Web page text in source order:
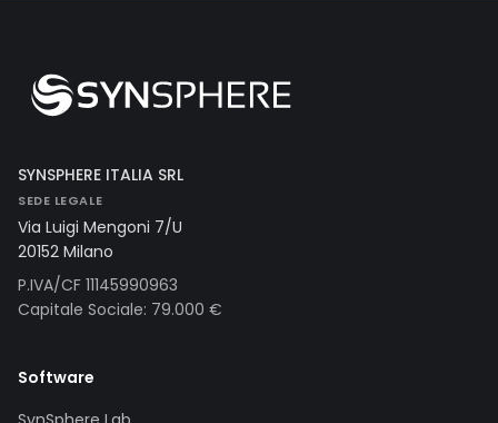
SYNSPHERE ITALIA SRL
SEDE LEGALE
Via Luigi Mengoni 7/U
20152 Milano
P.IVA/CF 11145990963
Capitale Sociale: 79.000 €
Software